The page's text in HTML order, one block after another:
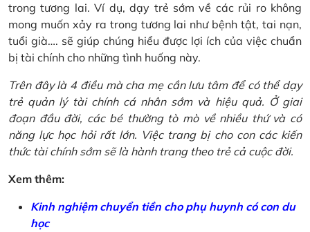
trong tương lai. Ví dụ, dạy trẻ sớm về các rủi ro không
mong muốn xảy ra trong tương lai như bệnh tật, tai nạn,
tuổi già…. sẽ giúp chúng hiểu được lợi ích của việc chuẩn
bị tài chính cho những tình huống này.
Trên đây là 4 điều mà cha mẹ cần lưu tâm để có thể dạy
trẻ quản lý tài chính cá nhân sớm và hiệu quả. Ở giai
đoạn đầu đời, các bé thường tò mò về nhiều thứ và có
năng lực học hỏi rất lớn. Việc trang bị cho con các kiến
thức tài chính sớm sẽ là hành trang theo trẻ cả cuộc đời.
Xem thêm:
Kinh nghiệm chuyển tiền cho phụ huynh có con du
học